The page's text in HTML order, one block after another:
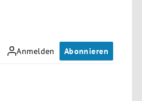
Anmelden Abonnieren